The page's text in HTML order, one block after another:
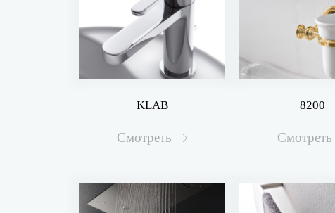
KLAB
Смотреть
8200
Смотреть